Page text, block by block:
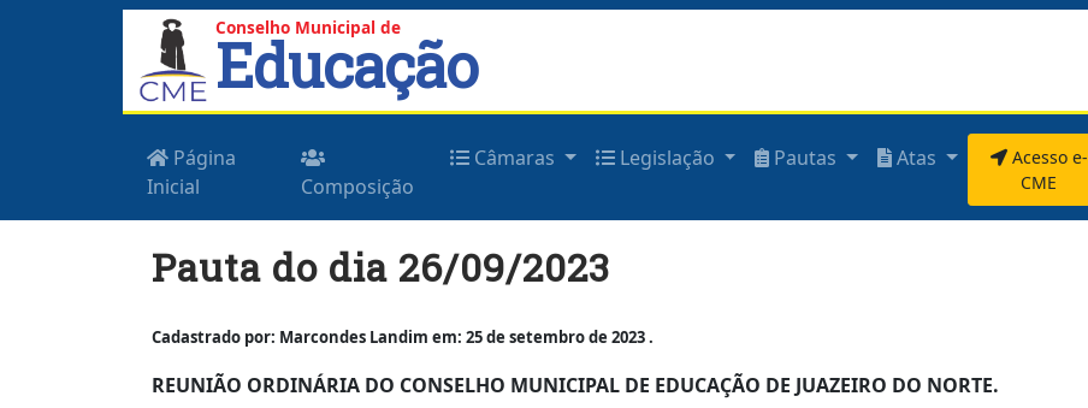
Conselho Municipal de
Educação
Página
Inicial
Composição
Câmaras Legislação Pautas Atas
Acesso e-
CME
Pauta do dia 26/09/2023
Cadastrado por: Marcondes Landim em: 25 de setembro de 2023 .
REUNIÃO ORDINÁRIA DO CONSELHO MUNICIPAL DE EDUCAÇÃO DE JUAZEIRO DO NORTE.